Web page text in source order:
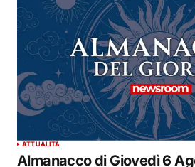
ATTUALITÀ
Almanacco di Giovedì 6